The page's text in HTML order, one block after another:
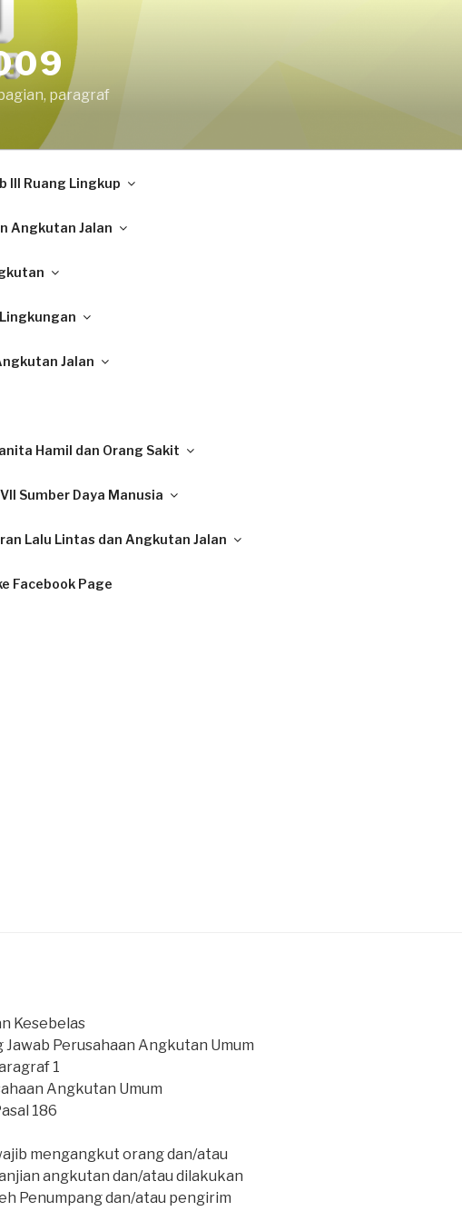
paragraf
III Ruang Lingkup
Angkutan Jalan
Jalan
Hamil dan Orang Sakit
Sumber Daya Manusia
Lalu Lintas dan Angkutan Jalan
Facebook Page
Kesebelas
Jawab Perusahaan Angkutan Umum
1
Angkutan Umum
186
mengangkut orang dan/atau
angkutan dan/atau dilakukan
Penumpang dan/atau pengirim